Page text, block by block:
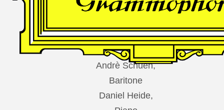
DES
Andrè Schuen,
Baritone
Daniel Heide,